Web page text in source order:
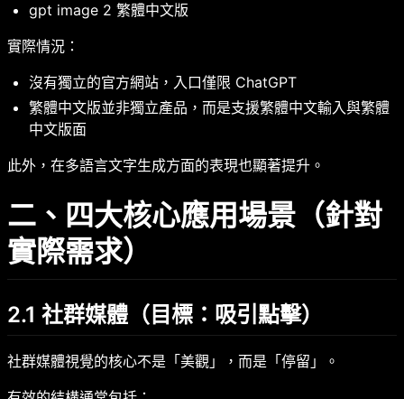
gpt image 2 繁體中文版
實際情況：
沒有獨立的官方網站，入口僅限 ChatGPT
繁體中文版並非獨立產品，而是支援繁體中文輸入與繁體
中文版面
此外，在多語言文字生成方面的表現也顯著提升。
二、四大核心應用場景（針對
實際需求）
2.1 社群媒體（目標：吸引點擊）
社群媒體視覺的核心不是「美觀」，而是「停留」。